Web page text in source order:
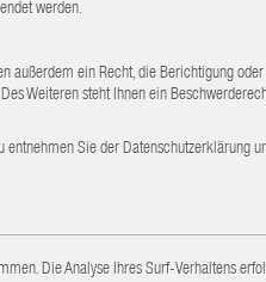
werden.
außerdem ein Recht, die Berichtigung
Weiteren steht Ihnen ein
Sie der Datenschutzerklärung
Die Analyse Ihres Surf-Verhaltens